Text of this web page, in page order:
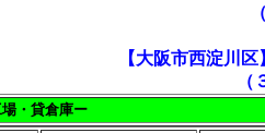
【大阪市西淀川区
（
場・貸倉庫ー